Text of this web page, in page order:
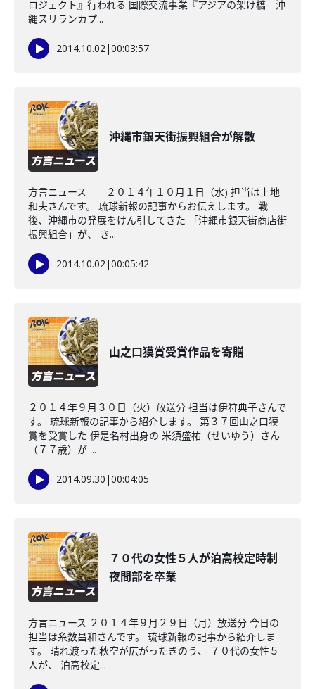
ロジェクト』行われる 国際交流事業『アジアの架け橋 沖
縄スリランカプ...
2014.10.02|00:03:57
沖縄市銀天街振興組合が解散
方言ニュース ２０１４年１０月１日（水) 担当は上地
和夫さんです。 琉球新報の記事からお伝えします。 戦
後、沖縄市の発展をけん引してきた 「沖縄市銀天街商店街
振興組合」が、 き...
2014.10.02|00:05:42
山之口獏賞受賞作品を寄贈
２０１４年９月３０日（火）放送分 担当は伊狩典子さんで
す。 琉球新報の記事から紹介します。 第３７回山之口獏
賞を受賞した 伊是名村出身の 米須盛祐（せいゆう）さん
（７７歳）が ...
2014.09.30 |00:04:05
７０代の女性５人が泊高校定時制
夜間部を卒業
方言ニュース ２０１４年９月２９日（月）放送分 今日の
担当は糸数昌和さんです。 琉球新報の記事から紹介しま
す。 晴れ渡った秋空が広がったきのう、 ７０代の女性５
人が、 泊高校定...